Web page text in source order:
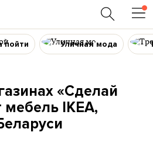
пойти Уличная мода
«Сделай
IKEA,